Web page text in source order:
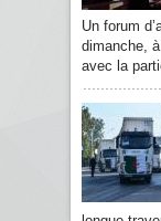
Un forum
dimanche,
avec la